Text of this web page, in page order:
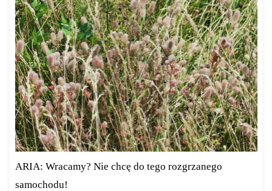
ARIA: Wracamy? Nie chcę do tego rozgrzanego
samochodu!